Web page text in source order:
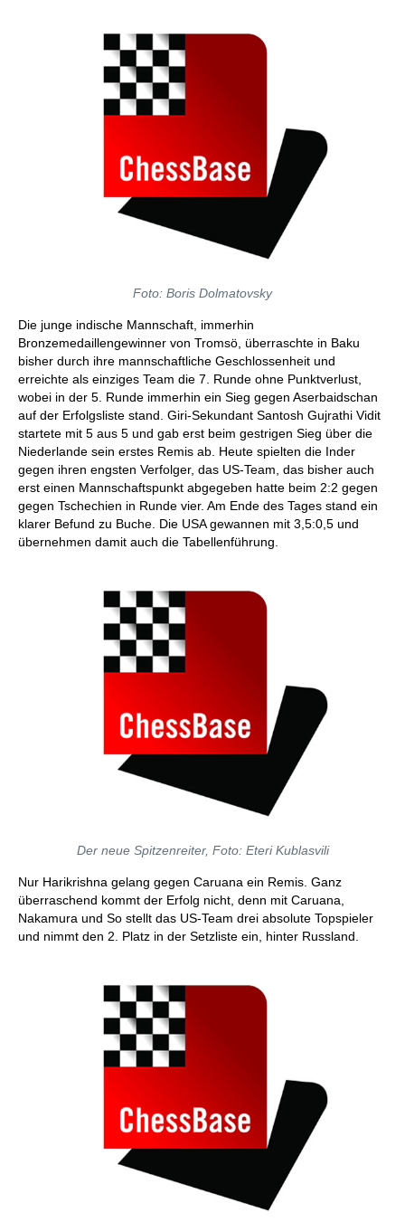
Foto: Boris Dolmatovsky
Die junge indische Mannschaft, immerhin
Bronzemedaillengewinner von Tromsö, überraschte in Baku
bisher durch ihre mannschaftliche Geschlossenheit und
erreichte als einziges Team die 7. Runde ohne Punktverlust,
wobei in der 5. Runde immerhin ein Sieg gegen Aserbaidschan
auf der Erfolgsliste stand. Giri-Sekundant Santosh Gujrathi Vidit
startete mit 5 aus 5 und gab erst beim gestrigen Sieg über die
Niederlande sein erstes Remis ab. Heute spielten die Inder
gegen ihren engsten Verfolger, das US-Team, das bisher auch
erst einen Mannschaftspunkt abgegeben hatte beim 2:2 gegen
gegen Tschechien in Runde vier. Am Ende des Tages stand ein
klarer Befund zu Buche. Die USA gewannen mit 3,5:0,5 und
übernehmen damit auch die Tabellenführung.
Der neue Spitzenreiter, Foto: Eteri Kublasvili
Nur Harikrishna gelang gegen Caruana ein Remis. Ganz
überraschend kommt der Erfolg nicht, denn mit Caruana,
Nakamura und So stellt das US-Team drei absolute Topspieler
und nimmt den 2. Platz in der Setzliste ein, hinter Russland.